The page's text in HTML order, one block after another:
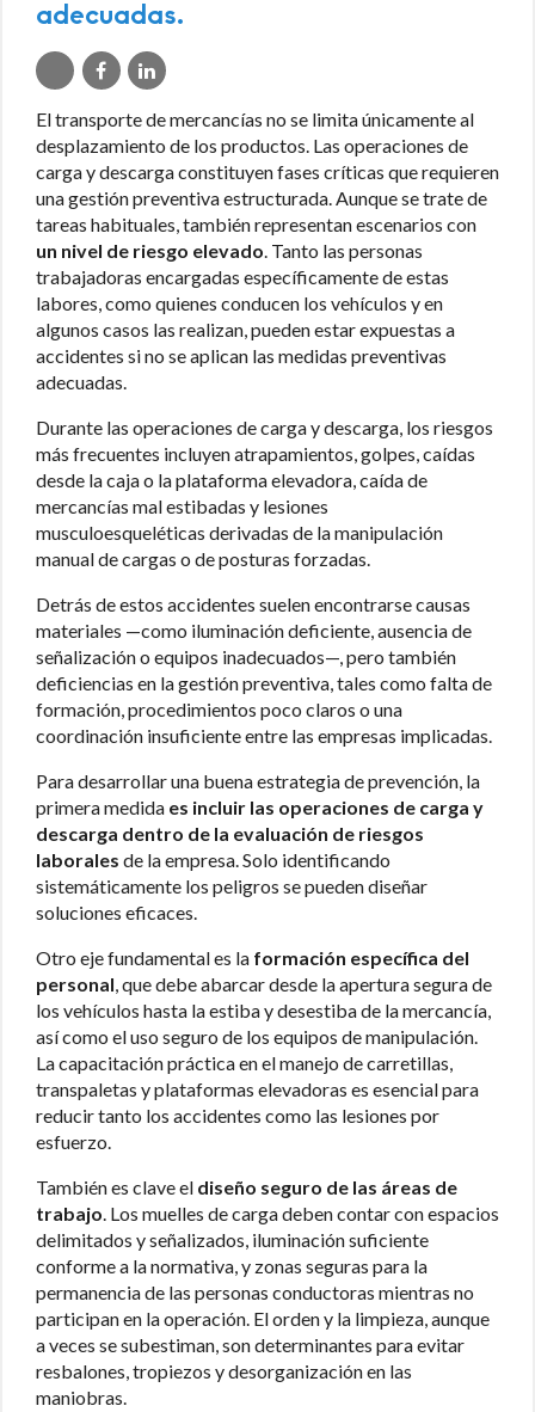
adecuadas.
El transporte de mercancías no se limita únicamente al
desplazamiento de los productos. Las operaciones de
carga y descarga constituyen fases críticas que requieren
una gestión preventiva estructurada. Aunque se trate de
tareas habituales, también representan escenarios con
un nivel de riesgo elevado . Tanto las personas
trabajadoras encargadas específicamente de estas
labores, como quienes conducen los vehículos y en
algunos casos las realizan, pueden estar expuestas a
accidentes si no se aplican las medidas preventivas
adecuadas.
Durante las operaciones de carga y descarga, los riesgos
más frecuentes incluyen atrapamientos, golpes, caídas
desde la caja o la plataforma elevadora, caída de
mercancías mal estibadas y lesiones
musculoesqueléticas derivadas de la manipulación
manual de cargas o de posturas forzadas.
Detrás de estos accidentes suelen encontrarse causas
materiales —como iluminación deficiente, ausencia de
señalización o equipos inadecuados—, pero también
deficiencias en la gestión preventiva, tales como falta de
formación, procedimientos poco claros o una
coordinación insuficiente entre las empresas implicadas.
Para desarrollar una buena estrategia de prevención, la
primera medida es incluir las operaciones de carga y
descarga dentro de la evaluación de riesgos
laborales de la empresa. Solo identificando
sistemáticamente los peligros se pueden diseñar
soluciones eficaces.
Otro eje fundamental es la formación específica del
personal , que debe abarcar desde la apertura segura de
los vehículos hasta la estiba y desestiba de la mercancía,
así como el uso seguro de los equipos de manipulación.
La capacitación práctica en el manejo de carretillas,
transpaletas y plataformas elevadoras es esencial para
reducir tanto los accidentes como las lesiones por
esfuerzo.
También es clave el diseño seguro de las áreas de
trabajo . Los muelles de carga deben contar con espacios
delimitados y señalizados, iluminación suficiente
conforme a la normativa, y zonas seguras para la
permanencia de las personas conductoras mientras no
participan en la operación. El orden y la limpieza, aunque
a veces se subestiman, son determinantes para evitar
resbalones, tropiezos y desorganización en las
maniobras.